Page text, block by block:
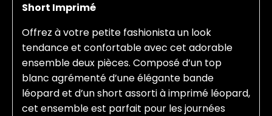
Short Imprimé
Offrez à votre petite fashionista un look
tendance et confortable avec cet adorable
ensemble deux pièces. Composé d’un top
blanc agrémenté d’une élégante bande
léopard et d’un short assorti à imprimé léopard,
cet ensemble est parfait pour les journées